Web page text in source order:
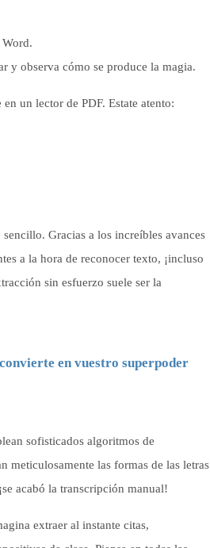
y observa cómo se produce la magia.
un lector de PDF. Estate atento:
Gracias a los increíbles avances
a la hora de reconocer texto, ¡incluso
sin esfuerzo suele ser la
en vuestro superpoder
sofisticados algoritmos de
las formas de las letras
acabó la transcripción manual!
extraer al instante citas,